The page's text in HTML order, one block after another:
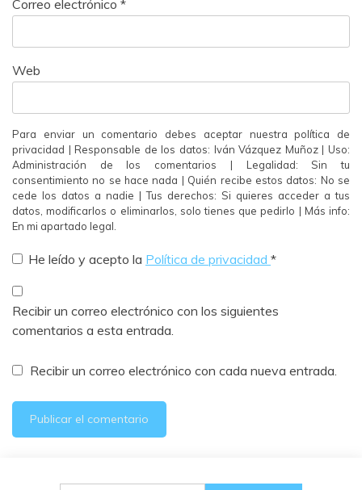
Correo electrónico *
Web
Para enviar un comentario debes aceptar nuestra política de
privacidad | Responsable de los datos: Iván Vázquez Muñoz | Uso:
Administración de los comentarios | Legalidad: Sin tu
consentimiento no se hace nada | Quién recibe estos datos: No se
cede los datos a nadie | Tus derechos: Si quieres acceder a tus
datos, modificarlos o eliminarlos, solo tienes que pedirlo | Más info:
En mi apartado legal.
He leído y acepto la Política de privacidad *
Recibir un correo electrónico con los siguientes
comentarios a esta entrada.
Recibir un correo electrónico con cada nueva entrada.